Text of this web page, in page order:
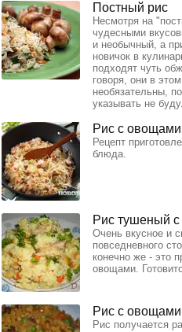
Постный рис
Несмотря на
чудесными
и необычный, а
новичок в
подходят чуть
говоря, они в
необязательны,
указывать не буду.
Рис с
Рецепт
блюда.
Рис тушеный
Очень вкусное и
повседневного
конечно же - это
овощами.
Рис с овощами
Рис получается